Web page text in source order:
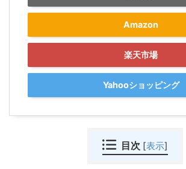
Amazon
楽天市場
Yahooショッピング
目次 [表示]